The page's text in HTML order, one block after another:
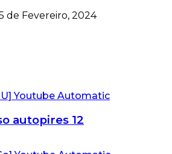
de Fevereiro, 2024
autopires 12